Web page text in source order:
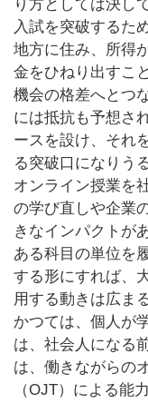
り方としては決し
入試を突破するた
地方に住み、所得
金をひねり出すこ
機会の格差へとつ
には抵抗も予想さ
ースを設け、それ
る突破口になりうる
オンライン授業を
の学び直しや企業
きなインパクトが
ある科目の単位を
する形にすれば、
用する動きは広まる
かつては、個人が
は、社会人になる
は、働きながらの
（OJT）による能